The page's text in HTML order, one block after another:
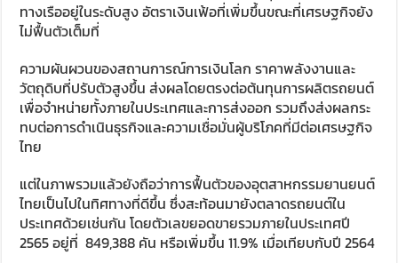
ทางเรืออยู่ในระดับสูง อัตราเงินเฟ้อที่เพิ่มขึ้นขณะที่เศรษฐกิจยัง
ไม่ฟื้นตัวเต็มที่
ความผันผวนของสถานการณ์การเงินโลก ราคาพลังงานและ
วัตถุดิบที่ปรับตัวสูงขึ้น ส่งผลโดยตรงต่อต้นทุนการผลิตรถยนต์
เพื่อจำหน่ายทั้งภายในประเทศและการส่งออก รวมถึงส่งผลกระ
ทบต่อการดำเนินธุรกิจและความเชื่อมั่นผู้บริโภคที่มีต่อเศรษฐกิจ
ไทย
แต่ในภาพรวมแล้วยังถือว่าการฟื้นตัวของอุตสาหกรรมยานยนต์
ไทยเป็นไปในทิศทางที่ดีขึ้น ซึ่งสะท้อนมายังตลาดรถยนต์ใน
ประเทศด้วยเช่นกัน โดยตัวเลขยอดขายรวมภายในประเทศปี
2565 อยู่ที่ 849,388 คัน หรือเพิ่มขึ้น 11.9% เมื่อเทียบกับปี 2564